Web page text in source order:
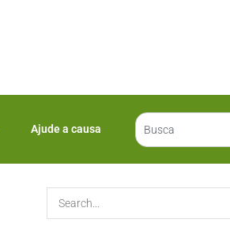
Ajude a causa